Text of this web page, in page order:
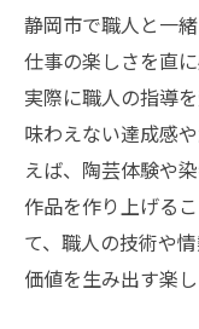
陶芸体験で
静岡市
職人と
陶芸を
静岡市
職人の
静岡市
静岡市で職人と一
仕事の楽しさを直
実際に職人の指導
味わえない達成感
えば、陶芸体験や
作品を作り上げる
て、職人の技術や
価値を生み出す楽